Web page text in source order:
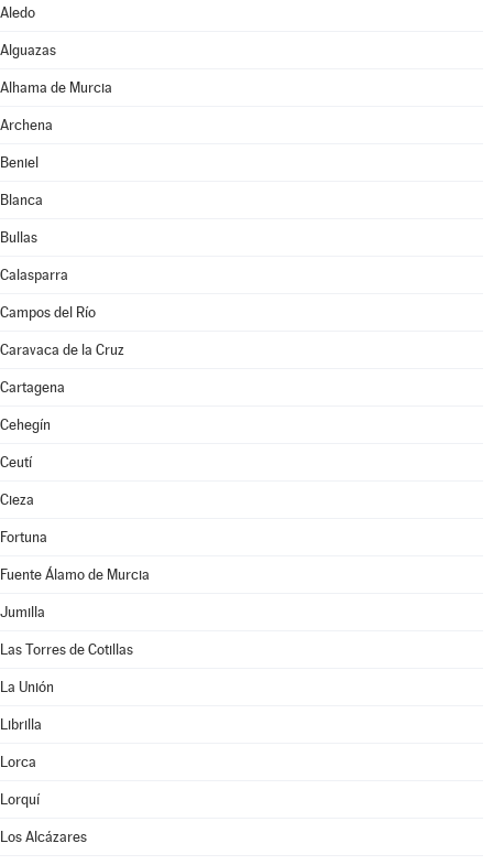
Aledo
Alguazas
Alhama de Murcia
Archena
Beniel
Blanca
Bullas
Calasparra
Campos del Río
Caravaca de la Cruz
Cartagena
Cehegín
Ceutí
Cieza
Fortuna
Fuente Álamo de Murcia
Jumilla
Las Torres de Cotillas
La Unión
Librilla
Lorca
Lorquí
Los Alcázares